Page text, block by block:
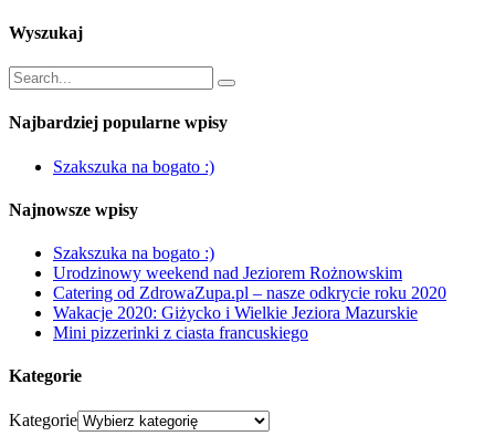
Wyszukaj
Najbardziej popularne wpisy
Szakszuka na bogato :)
Najnowsze wpisy
Szakszuka na bogato :)
Urodzinowy weekend nad Jeziorem Rożnowskim
Catering od ZdrowaZupa.pl – nasze odkrycie roku 2020
Wakacje 2020: Giżycko i Wielkie Jeziora Mazurskie
Mini pizzerinki z ciasta francuskiego
Kategorie
Kategorie